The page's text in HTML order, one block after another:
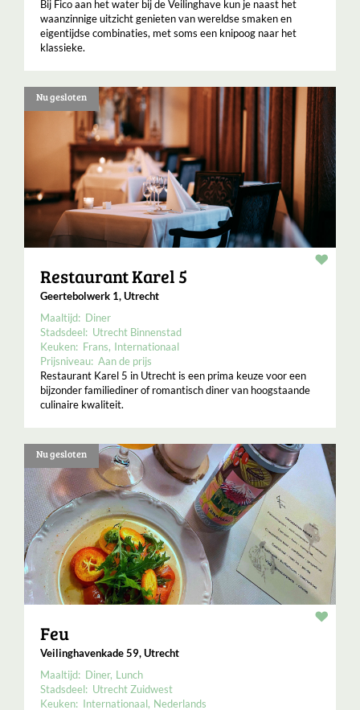
Bij Fico aan het water bij de Veilinghave kun je naast het
waanzinnige uitzicht genieten van wereldse smaken en
eigentijdse combinaties, met soms een knipoog naar het
klassieke.
Nu gesloten
Restaurant Karel 5
Geertebolwerk 1, Utrecht
Maaltijd: Diner
Stadsdeel: Utrecht Binnenstad
Keuken: Frans Internationaal
Prijsniveau: Aan de prijs
Restaurant Karel 5 in Utrecht is een prima keuze voor een
bijzonder familiediner of romantisch diner van hoogstaande
culinaire kwaliteit.
Nu gesloten
Feu
Veilinghavenkade 59, Utrecht
Maaltijd: Diner Lunch
Stadsdeel: Utrecht Zuidwest
Keuken: Internationaal Nederlands